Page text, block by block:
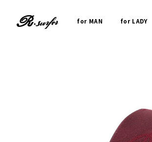
for MAN for LADY